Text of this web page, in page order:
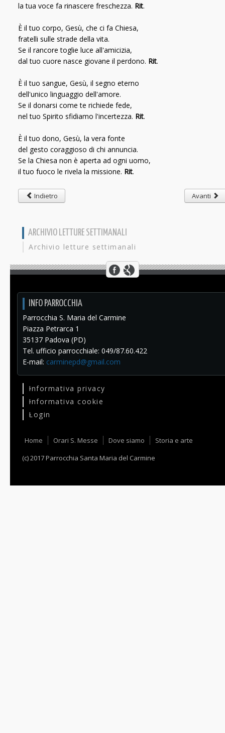
la tua voce fa rinascere freschezza. Rit.
È il tuo corpo, Gesù, che ci fa Chiesa,
fratelli sulle strade della vita.
Se il rancore toglie luce all'amicizia,
dal tuo cuore nasce giovane il perdono. Rit.
È il tuo sangue, Gesù, il segno eterno
dell'unico linguaggio dell'amore.
Se il donarsi come te richiede fede,
nel tuo Spirito sfidiamo l'incertezza. Rit.
È il tuo dono, Gesù, la vera fonte
del gesto coraggioso di chi annuncia.
Se la Chiesa non è aperta ad ogni uomo,
il tuo fuoco le rivela la missione. Rit.
Indietro Avanti
ARCHIVIO LETTURE SETTIMANALI
Archivio letture settimanali
INFO PARROCCHIA
Parrocchia S. Maria del Carmine
Piazza Petrarca 1
35137 Padova (PD)
Tel. ufficio parrocchiale: 049/87.60.422
E-mail: carminepd@gmail.com
Informativa privacy
Informativa cookie
Login
Home Orari S. Messe Dove siamo
Storia e arte
(c) 2017 Parrocchia Santa Maria del Carmine